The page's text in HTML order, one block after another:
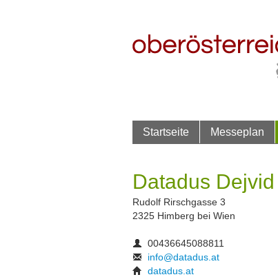
Startseite Messeplan
Datadus
Rudolf Rirschgasse 3
2325 Himberg bei Wien
00436645088811
info@datadus.at
datadus.at